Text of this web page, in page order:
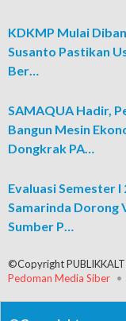
KDKMP Mulai
Susanto Pastikan
Ber…
SAMAQUA Hadir,
Bangun Mesin
Dongkrak PA…
Evaluasi Semester I
Samarinda Dorong
Sumber P…
©Copyright
Pedoman Media Siber